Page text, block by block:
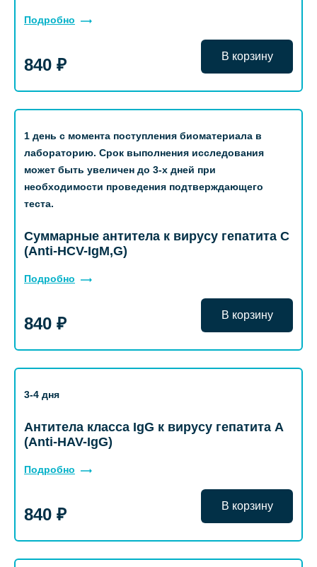
Подробно
840 ₽ В корзину
1 день с момента поступления биоматериала в
лабораторию. Срок выполнения исследования
может быть увеличен до 3-х дней при
необходимости проведения подтверждающего
теста.
Суммарные антитела к вирусу гепатита С
(Anti-НСV-IgM,G)
Подробно
840 ₽ В корзину
3-4 дня
Антитела класса IgG к вирусу гепатита А
(Anti-HAV-IgG)
Подробно
840 ₽ В корзину